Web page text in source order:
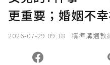
您當前剩餘 U 利點數
更重要；婚姻不
2026-07-29 09:18 精準溝通教